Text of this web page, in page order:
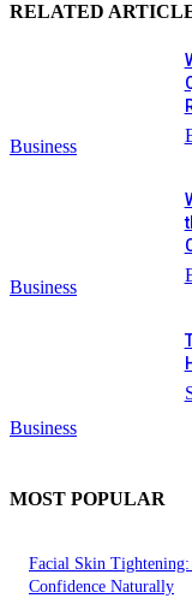
RELATED
Business
Business
Business
MOST POPULAR
Facial Skin
Confidence Naturally